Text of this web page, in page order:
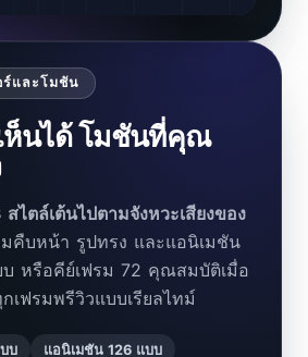
ร์และโมชัน
ห็นได้ โมชันที่คุณ
ไตล์เต้นไปตามจังหวะเสียงของ
คืบหน้า รูปทรง และแอนิเมชัน
บ หรือคีย์เฟรม 72 คุณสมบัติเมื่อ
เฟรมพรีวิวแบบเรียลไทม์
บ แอนิเมชัน 126 แบบ